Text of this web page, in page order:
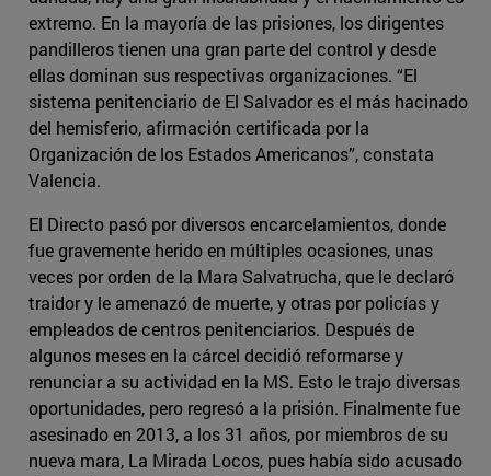
extremo. En la mayoría de las prisiones, los dirigentes
pandilleros tienen una gran parte del control y desde
ellas dominan sus respectivas organizaciones. “El
sistema penitenciario de El Salvador es el más hacinado
del hemisferio, afirmación certificada por la
Organización de los Estados Americanos”, constata
Valencia.
El Directo pasó por diversos encarcelamientos, donde
fue gravemente herido en múltiples ocasiones, unas
veces por orden de la Mara Salvatrucha, que le declaró
traidor y le amenazó de muerte, y otras por policías y
empleados de centros penitenciarios. Después de
algunos meses en la cárcel decidió reformarse y
renunciar a su actividad en la MS. Esto le trajo diversas
oportunidades, pero regresó a la prisión. Finalmente fue
asesinado en 2013, a los 31 años, por miembros de su
nueva mara, La Mirada Locos, pues había sido acusado